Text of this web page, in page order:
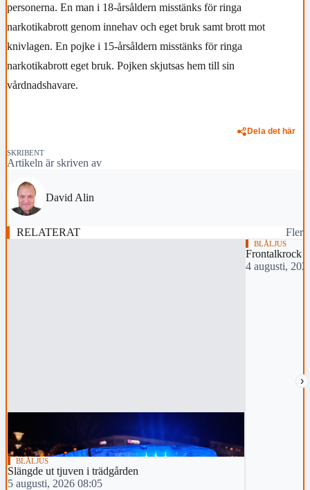
personerna. En man i 18-årsåldern misstänks för ringa
narkotikabrott genom innehav och eget bruk samt brott mot
knivlagen. En pojke i 15-årsåldern misstänks för ringa
narkotikabrott eget bruk. Pojken skjutsas hem till sin
vårdnadshavare.
Dela det här
SKRIBENT
Artikeln är skriven av
David Alin
RELATERAT Fler
›
BLÅLJUS
Slängde ut tjuven i trädgården
5 augusti, 2026 08:05
BLÅLJUS
Frontalkrock
4 augusti,